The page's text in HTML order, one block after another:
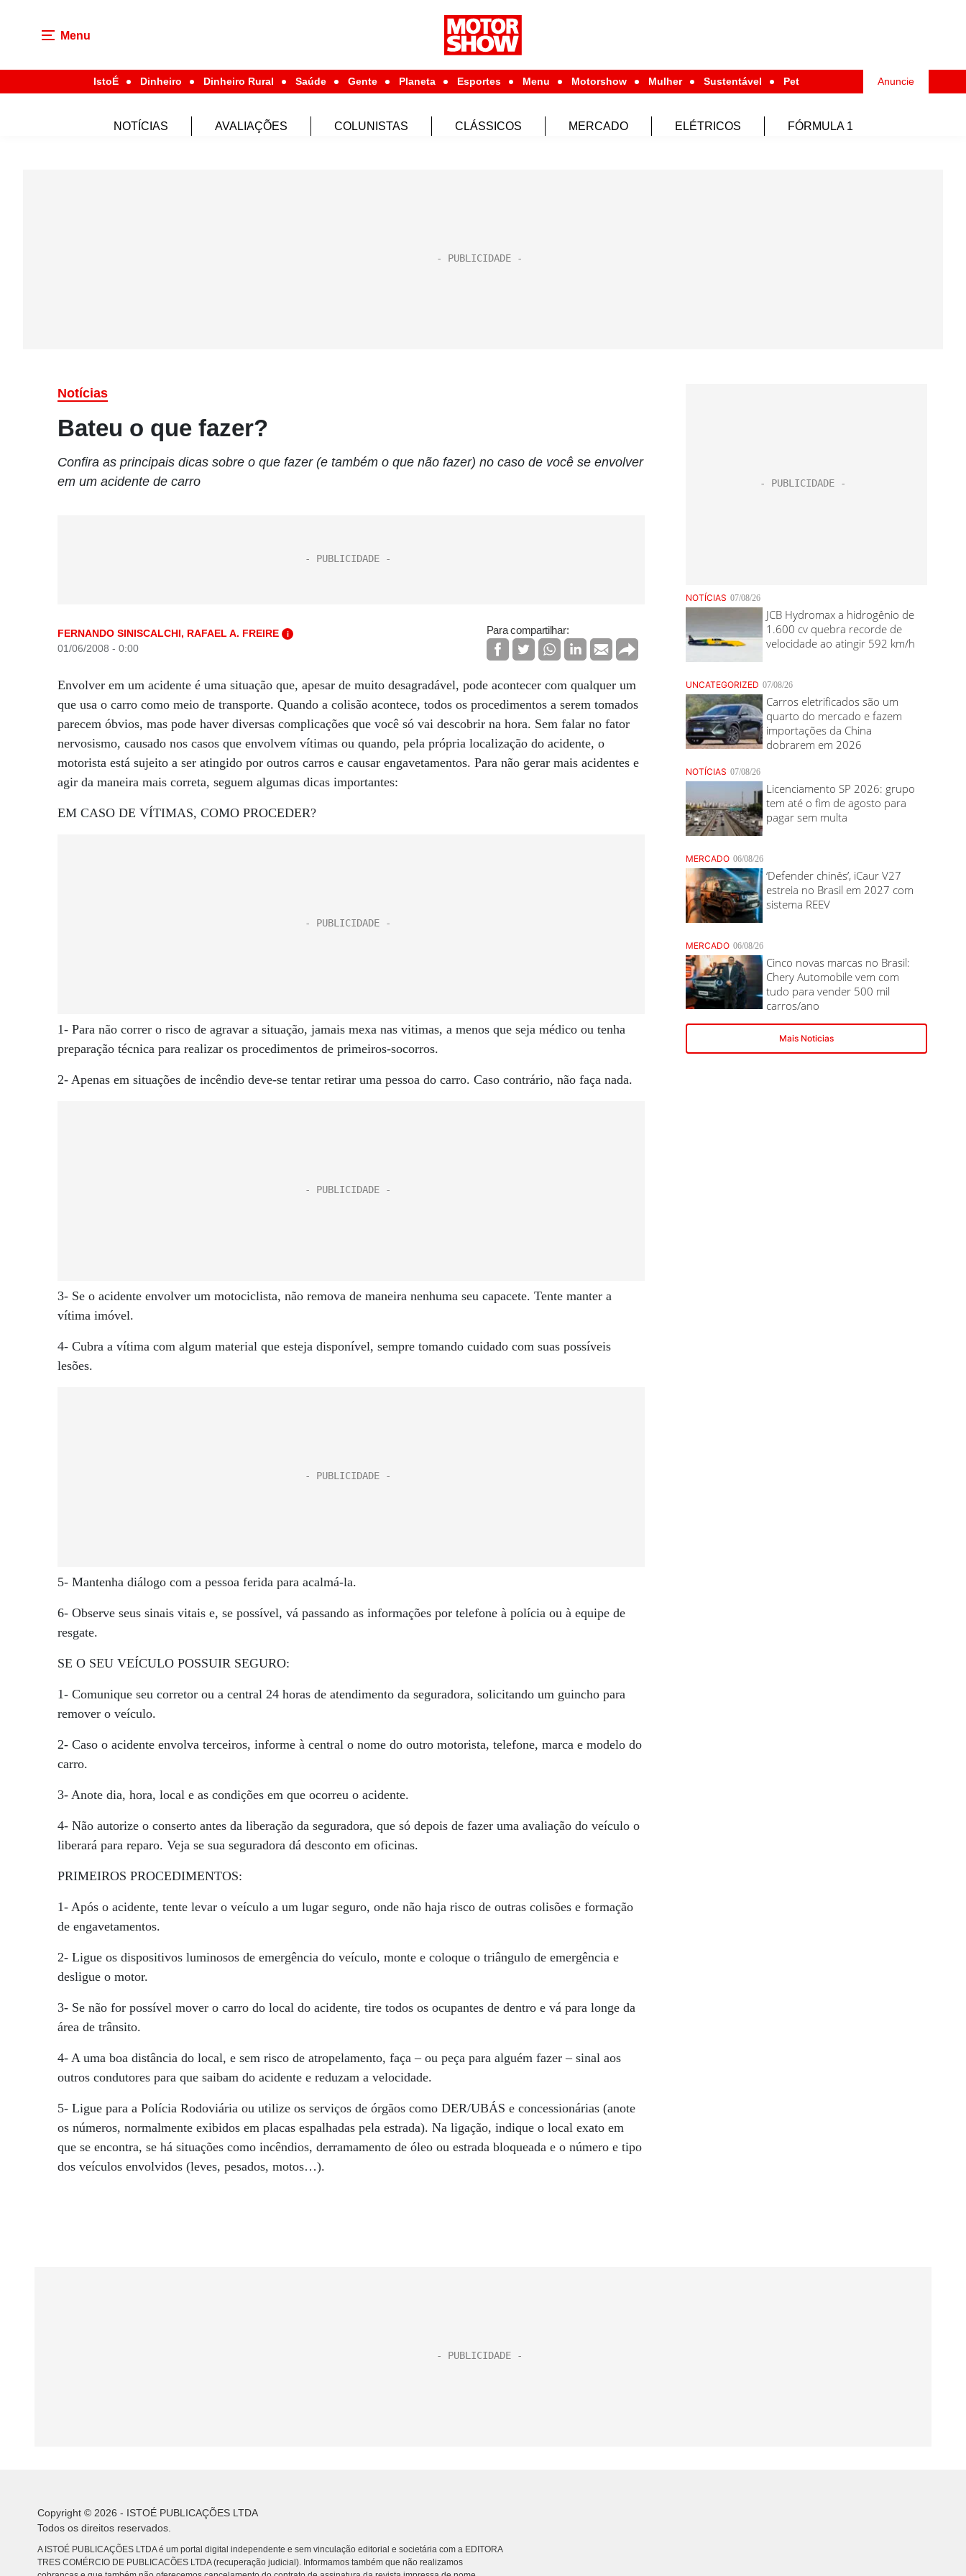
Menu
IstoÉ Dinheiro Dinheiro Rural Saúde Gente Planeta Esportes Menu Motorshow Mulher Sustentável Pet Anuncie
NOTÍCIAS AVALIAÇÕES COLUNISTAS CLÁSSICOS MERCADO ELÉTRICOS FÓRMULA 1
Notícias
Bateu o que fazer?
Confira as principais dicas sobre o que fazer (e também o que não fazer) no caso de você se envolver
em um acidente de carro
FERNANDO SINISCALCHI, RAFAEL A. FREIRE i
01/06/2008 - 0:00
Para compartilhar:
Envolver em um acidente é uma situação que, apesar de muito desagradável, pode acontecer com qualquer um
que usa o carro como meio de transporte. Quando a colisão acontece, todos os procedimentos a serem tomados
parecem óbvios, mas pode haver diversas complicações que você só vai descobrir na hora. Sem falar no fator
nervosismo, causado nos casos que envolvem vítimas ou quando, pela própria localização do acidente, o
motorista está sujeito a ser atingido por outros carros e causar engavetamentos. Para não gerar mais acidentes e
agir da maneira mais correta, seguem algumas dicas importantes:
EM CASO DE VÍTIMAS, COMO PROCEDER?
1- Para não correr o risco de agravar a situação, jamais mexa nas vitimas, a menos que seja médico ou tenha
preparação técnica para realizar os procedimentos de primeiros-socorros.
2- Apenas em situações de incêndio deve-se tentar retirar uma pessoa do carro. Caso contrário, não faça nada.
3- Se o acidente envolver um motociclista, não remova de maneira nenhuma seu capacete. Tente manter a
vítima imóvel.
4- Cubra a vítima com algum material que esteja disponível, sempre tomando cuidado com suas possíveis
lesões.
5- Mantenha diálogo com a pessoa ferida para acalmá-la.
6- Observe seus sinais vitais e, se possível, vá passando as informações por telefone à polícia ou à equipe de
resgate.
SE O SEU VEÍCULO POSSUIR SEGURO:
1- Comunique seu corretor ou a central 24 horas de atendimento da seguradora, solicitando um guincho para
remover o veículo.
2- Caso o acidente envolva terceiros, informe à central o nome do outro motorista, telefone, marca e modelo do
carro.
3- Anote dia, hora, local e as condições em que ocorreu o acidente.
4- Não autorize o conserto antes da liberação da seguradora, que só depois de fazer uma avaliação do veículo o
liberará para reparo. Veja se sua seguradora dá desconto em oficinas.
PRIMEIROS PROCEDIMENTOS:
1- Após o acidente, tente levar o veículo a um lugar seguro, onde não haja risco de outras colisões e formação
de engavetamentos.
2- Ligue os dispositivos luminosos de emergência do veículo, monte e coloque o triângulo de emergência e
desligue o motor.
3- Se não for possível mover o carro do local do acidente, tire todos os ocupantes de dentro e vá para longe da
área de trânsito.
4- A uma boa distância do local, e sem risco de atropelamento, faça – ou peça para alguém fazer – sinal aos
outros condutores para que saibam do acidente e reduzam a velocidade.
5- Ligue para a Polícia Rodoviária ou utilize os serviços de órgãos como DER/UBÁS e concessionárias (anote
os números, normalmente exibidos em placas espalhadas pela estrada). Na ligação, indique o local exato em
que se encontra, se há situações como incêndios, derramamento de óleo ou estrada bloqueada e o número e tipo
dos veículos envolvidos (leves, pesados, motos…).
Copyright © 2026 - ISTOÉ PUBLICAÇÕES LTDA
Todos os direitos reservados.
A ISTOÉ PUBLICAÇÕES LTDA é um portal digital independente e sem vinculação editorial e societária com a EDITORA
TRES COMÉRCIO DE PUBLICACÕES LTDA (recuperação judicial). Informamos também que não realizamos